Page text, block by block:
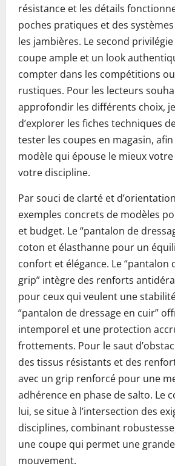
résistance et les détails
poches pratiques et des
les jambières. Le second
coupe ample et un look
compter dans les compétitions
rustiques. Pour les lecteurs
approfondir les différents choix,
d’explorer les fiches techniques
tester les coupes en magasin,
modèle qui épouse le mieux
votre discipline.
Par souci de clarté et
exemples concrets de modèles
et budget. Le “pantalon de
coton et élasthanne pour un
confort et élégance. Le “pantalon
grip” intègre des renforts
pour ceux qui veulent une
“pantalon de dressage en cuir”
intemporel et une protection
frottements. Pour le saut
des tissus résistants et des
avec un grip renforcé pour une
adhérence en phase de salto. Le
lui, se situe à l’intersection des
disciplines, combinant
une coupe qui permet une
mouvement.